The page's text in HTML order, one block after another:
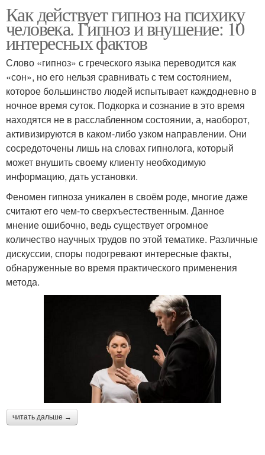
Как действует гипноз на психику
человека. Гипноз и внушение: 10
интересных фактов
Слово «гипноз» с греческого языка переводится как
«сон», но его нельзя сравнивать с тем состоянием,
которое большинство людей испытывает каждодневно в
ночное время суток. Подкорка и сознание в это время
находятся не в расслабленном состоянии, а, наоборот,
активизируются в каком-либо узком направлении. Они
сосредоточены лишь на словах гипнолога, который
может внушить своему клиенту необходимую
информацию, дать установки.
Феномен гипноза уникален в своём роде, многие даже
считают его чем-то сверхъестественным. Данное
мнение ошибочно, ведь существует огромное
количество научных трудов по этой тематике. Различные
дискуссии, споры подогревают интересные факты,
обнаруженные во время практического применения
метода.
читать дальше →